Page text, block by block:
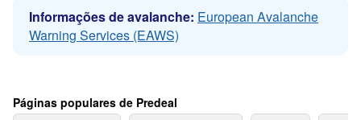
Informações de avalanche: European Avalanche
Warning Services (EAWS)
Páginas populares de Predeal